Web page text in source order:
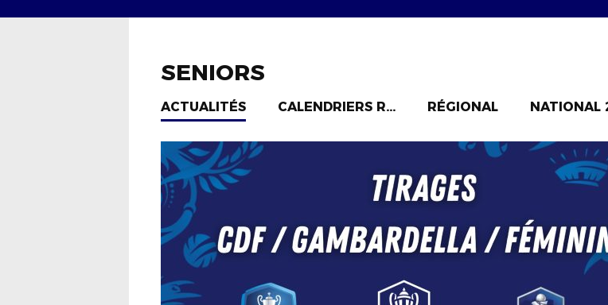
SENIORS
ACTUALITÉS CALENDRIERS R... RÉGIONAL NATIONAL